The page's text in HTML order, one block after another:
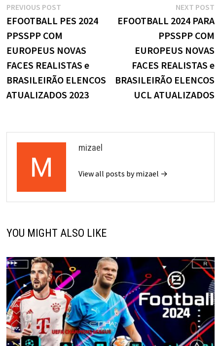
Navegação
de
Post
PREVIOUS POSTPrevious
post:
EFOOTBALL PES 2024
PPSSPP COM
EUROPEUS NOVAS
FACES REALISTAS e
BRASILEIRÃO ELENCOS
ATUALIZADOS 2023
NEXT POST
EFOOTBALL 2024 PARA
PPSSPP COM
EUROPEUS NOVAS
FACES REALISTAS e
BRASILEIRÃO ELENCOS
UCL ATUALIZADOS
mizael
View all posts by mizael →
YOU MIGHT ALSO LIKE